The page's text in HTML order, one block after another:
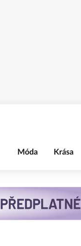
Móda Krása